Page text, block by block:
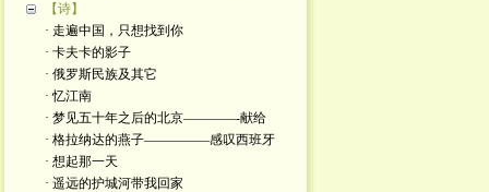
【诗】
· 走遍中国，只想找到你
· 卡夫卡的影子
· 俄罗斯民族及其它
· 忆江南
· 梦见五十年之后的北京————-献给
· 格拉纳达的燕子—————感叹西班牙
· 想起那一天
· 遥远的护城河带我回家